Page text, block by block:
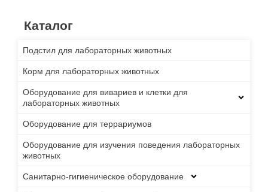
Каталог
Подстил для лабораторных животных
Корм для лабораторных животных
Оборудование для вивариев и клетки для
лабораторных животных
Оборудование для террариумов
Оборудование для изучения поведения лабораторных
животных
Санитарно-гигиеническое оборудование